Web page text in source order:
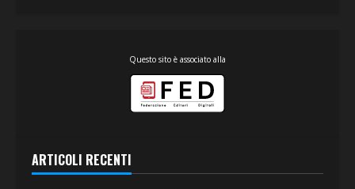
Questo sito è associato alla
ARTICOLI RECENTI